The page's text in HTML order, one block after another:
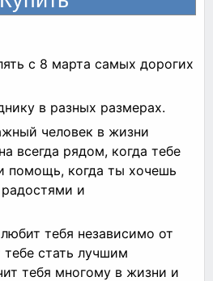
с 8 марта самых дорогих
в разных размерах.
человек в жизни
всегда рядом, когда тебе
помощь, когда ты хочешь
и
тебя независимо от
тебе стать лучшим
тебя многому в жизни и